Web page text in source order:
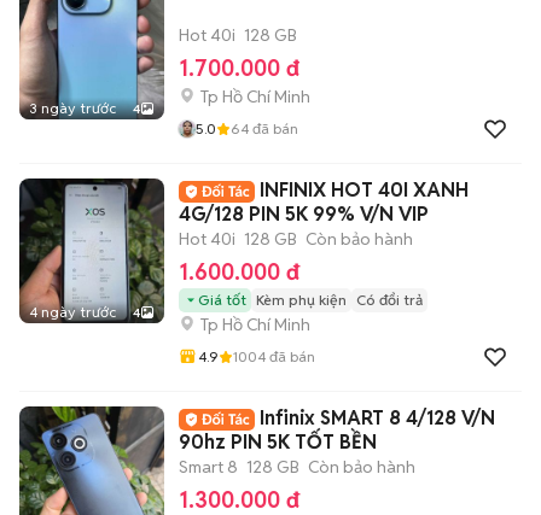
3 ngày trước 4
Hot 40i 128 GB
1.700.000 đ
Tp Hồ Chí Minh
5.0 64 đã bán
4 ngày trước 4
INFINIX HOT 40I XANH
4G/128 PIN 5K 99% V/N VIP
Hot 40i 128 GB Còn bảo hành
1.600.000 đ
Giá tốt Kèm phụ kiện Có đổi trả
Tp Hồ Chí Minh
4.9 1004 đã bán
Infinix SMART 8 4/128 V/N
90hz PIN 5K TỐT BỀN
Smart 8 128 GB Còn bảo hành
1.300.000 đ